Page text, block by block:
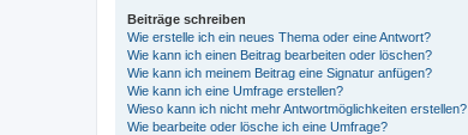
Beiträge schreiben
Wie erstelle ich ein neues Thema oder eine Antwort?
Wie kann ich einen Beitrag bearbeiten oder löschen?
Wie kann ich meinem Beitrag eine Signatur anfügen?
Wie kann ich eine Umfrage erstellen?
Wieso kann ich nicht mehr Antwortmöglichkeiten erstellen?
Wie bearbeite oder lösche ich eine Umfrage?